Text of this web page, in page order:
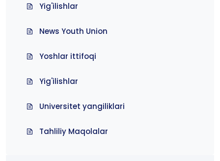
Yig'ilishlar
News Youth Union
Yoshlar ittifoqi
Yig'ilishlar
Universitet yangiliklari
Tahliliy Maqolalar